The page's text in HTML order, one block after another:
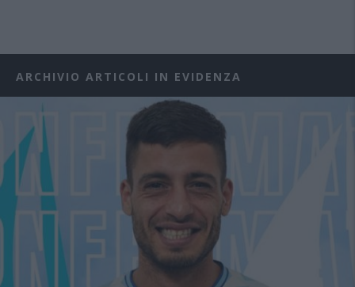
ARCHIVIO ARTICOLI IN EVIDENZA